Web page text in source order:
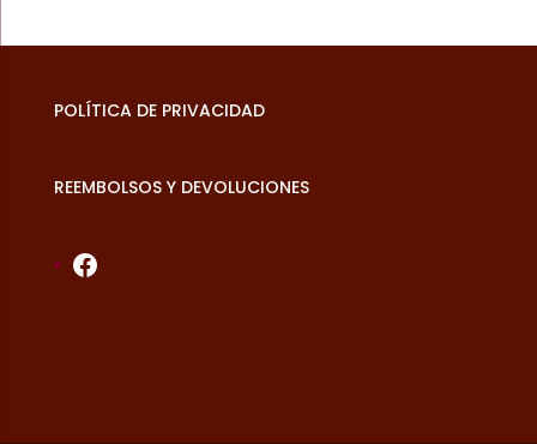
POLÍTICA DE PRIVACIDAD
REEMBOLSOS Y DEVOLUCIONES
Facebook